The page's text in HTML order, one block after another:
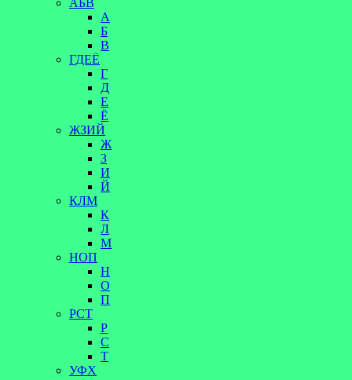
АБВ
А
Б
В
ГДЕЁ
Г
Д
Е
Ё
ЖЗИЙ
Ж
З
И
Й
КЛМ
К
Л
М
НОП
Н
О
П
РСТ
Р
С
Т
УФХ